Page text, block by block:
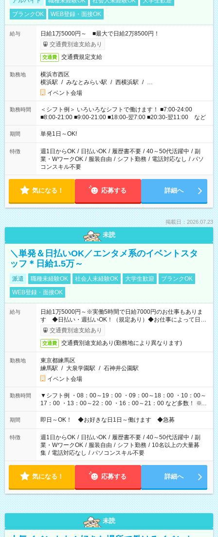
ブランクOK
WEB登録・面接OK
給与
日給1万5000円～ ■最大で日給2万8500円！
交通費別途支給あり
交通費 交通費規定支給
勤務地
横浜市西区
横浜駅 / みなとみらい駅 / 西横浜駅 / …
イベント会場
勤務時間
＜シフト例＞ いろいろなシフトで働けます！ ■7:00-24:00
■8:00-21:00 ■9:00-21:00 ■18:00-翌7:00 ■20:30-翌11:00 など
期間 単発1日～OK!
特徴 週1日からOK / 日払いOK / 履歴書不要 / 40～50代活躍中 / 副
業・WワークOK / 服装自由 / シフト勤務 / 電話対応なし / パソ
コンスキル不要
気になる！ 応募する 詳細へ
掲載日：2026.07.23
未読
＼単発＆日払いOK／エンタメ系のイベントスタ
ッフ＊日給1.5万～
派遣 職種未経験OK 社会人未経験OK 大学生歓迎
ブランクOK
WEB登録・面接OK
給与
日給1万5000円～※実働5時間で日給7000円のお仕事もありま
す ◆日払い・週払いOK！（規定あり）◆お仕事によって日給
も異なります
交通費別途支給あり
交通費 交通費別途支給あり(勤務地により異なります)
勤務地
東京都練馬区
練馬駅 / 大泉学園駅 / 石神井公園駅
イベント会場
勤務時間
▼シフト例 ・08：00～19：00 ・09：00～18：00 ・10：00～
17：00 ・13：00～22：00 ・16：00～21：00 など多数！ ※お
仕事により勤務時間が異なります
期間 即日～OK！ ◆お好きな日1日～働けます ◆急募
特徴 週1日からOK / 日払いOK / 履歴書不要 / 40～50代活躍中 / 副
業・WワークOK / 服装自由 / シフト勤務 / 10名以上の大量募
集 / 電話対応なし / パソコンスキル不要
気になる！ 応募する 詳細へ
未読